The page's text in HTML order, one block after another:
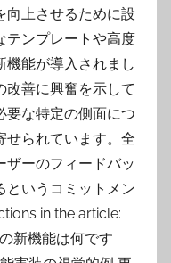
向上させるために設
テンプレートや高度
機能が導入されまし
改善に興奮を示して
要な特定の側面につ
せられています。全
ザーのフィードバッ
というコミットメン
in the article:
新機能は何です